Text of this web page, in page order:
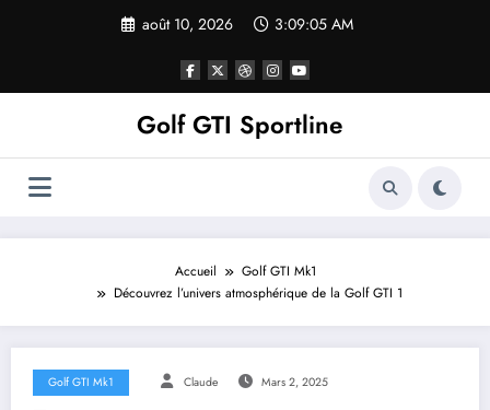
août 10, 2026 3:09:05 AM
Golf GTI Sportline
Accueil
Golf GTI Mk1
Découvrez l’univers atmosphérique de la Golf GTI 1
Golf GTI Mk1 Claude Mars 2, 2025